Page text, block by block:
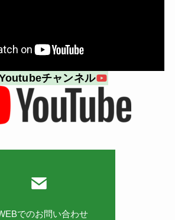
チャンネル
でのお問い合わせ